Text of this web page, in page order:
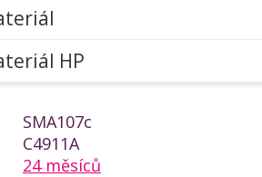
HP
SMA107c
C4911A
24 měsíců